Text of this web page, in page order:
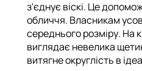
з'єднує віскі. Це
обличчя. Власникам
середнього розміру. На
виглядає невелика
витягне округлість в